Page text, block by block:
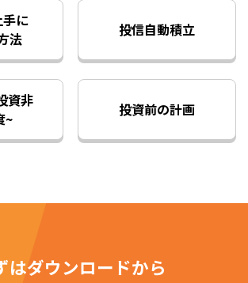
手に
法
投信自動積立
資非
~
投資前の計画
はダウンロードから